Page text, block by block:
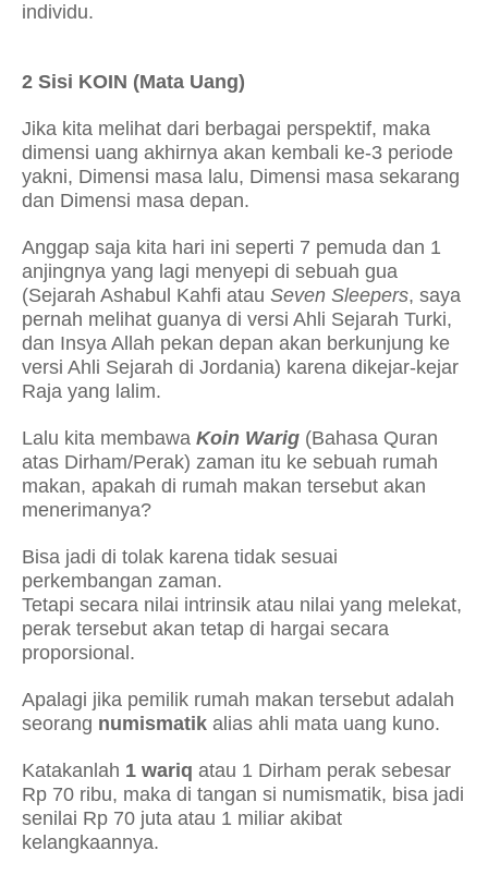
individu.
2 Sisi KOIN (Mata Uang)
Jika kita melihat dari berbagai perspektif, maka
dimensi uang akhirnya akan kembali ke-3 periode
yakni, Dimensi masa lalu, Dimensi masa sekarang
dan Dimensi masa depan.
Anggap saja kita hari ini seperti 7 pemuda dan 1
anjingnya yang lagi menyepi di sebuah gua
(Sejarah Ashabul Kahfi atau Seven Sleepers, saya
pernah melihat guanya di versi Ahli Sejarah Turki,
dan Insya Allah pekan depan akan berkunjung ke
versi Ahli Sejarah di Jordania) karena dikejar-kejar
Raja yang lalim.
Lalu kita membawa Koin Warig (Bahasa Quran
atas Dirham/Perak) zaman itu ke sebuah rumah
makan, apakah di rumah makan tersebut akan
menerimanya?
Bisa jadi di tolak karena tidak sesuai
perkembangan zaman.
Tetapi secara nilai intrinsik atau nilai yang melekat,
perak tersebut akan tetap di hargai secara
proporsional.
Apalagi jika pemilik rumah makan tersebut adalah
seorang numismatik alias ahli mata uang kuno.
Katakanlah 1 wariq atau 1 Dirham perak sebesar
Rp 70 ribu, maka di tangan si numismatik, bisa jadi
senilai Rp 70 juta atau 1 miliar akibat
kelangkaannya.